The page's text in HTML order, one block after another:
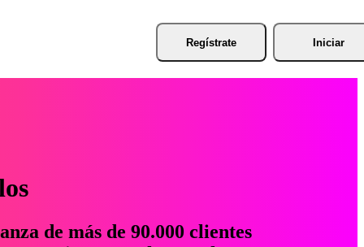
Regístrate Iniciar
de más de 90.000 clientes